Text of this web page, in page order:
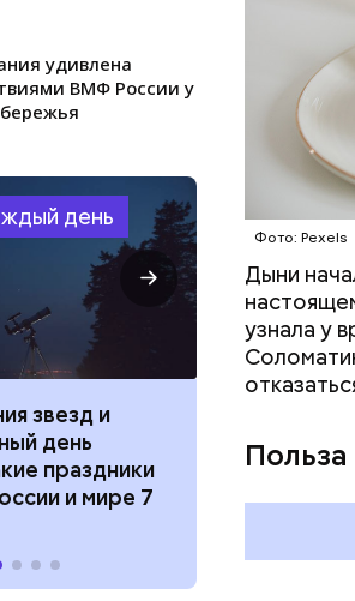
удивлена
ВМФ России у
день
звезд и
день
праздники
и мире 7
и
праздники
Фото: Pexels
Дыни
узнала у